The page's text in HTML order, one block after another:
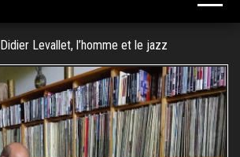
Didier Levallet, l’homme et le jazz